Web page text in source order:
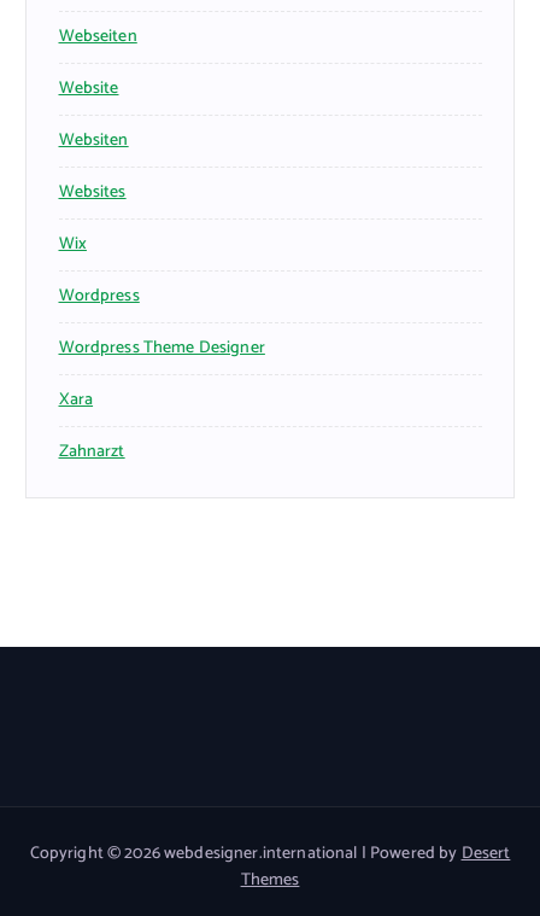
Webseiten
Website
Websiten
Websites
Wix
Wordpress
Wordpress Theme Designer
Xara
Zahnarzt
Copyright © 2026 webdesigner.international | Powered byDesert
Themes